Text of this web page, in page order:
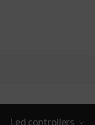
Led controllers